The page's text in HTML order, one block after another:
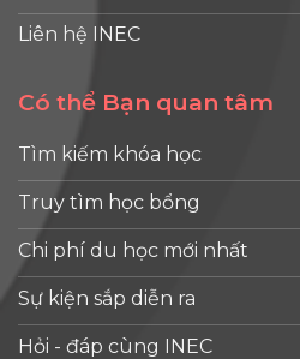
Liên hệ INEC
Có thể Bạn quan tâm
Tìm kiếm khóa học
Truy tìm học bổng
Chi phí du học mới nhất
Sự kiện sắp diễn ra
Hỏi - đáp cùng INEC